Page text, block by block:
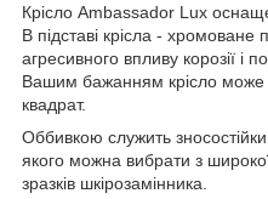
Крісло Ambassador Lux
В підставі крісла - хромоване
агресивного впливу корозії і
Вашим бажанням крісло може
квадрат.
Оббивкою служить
якого можна вибрати з
зразків шкірозамінника.